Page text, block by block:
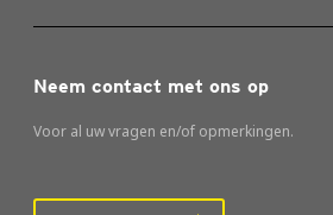
Neem contact met ons op
Voor al uw vragen en/of opmerkingen.